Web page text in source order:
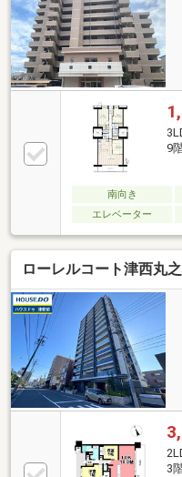
9
南向き
エレベーター
ローレルコート津西丸
3